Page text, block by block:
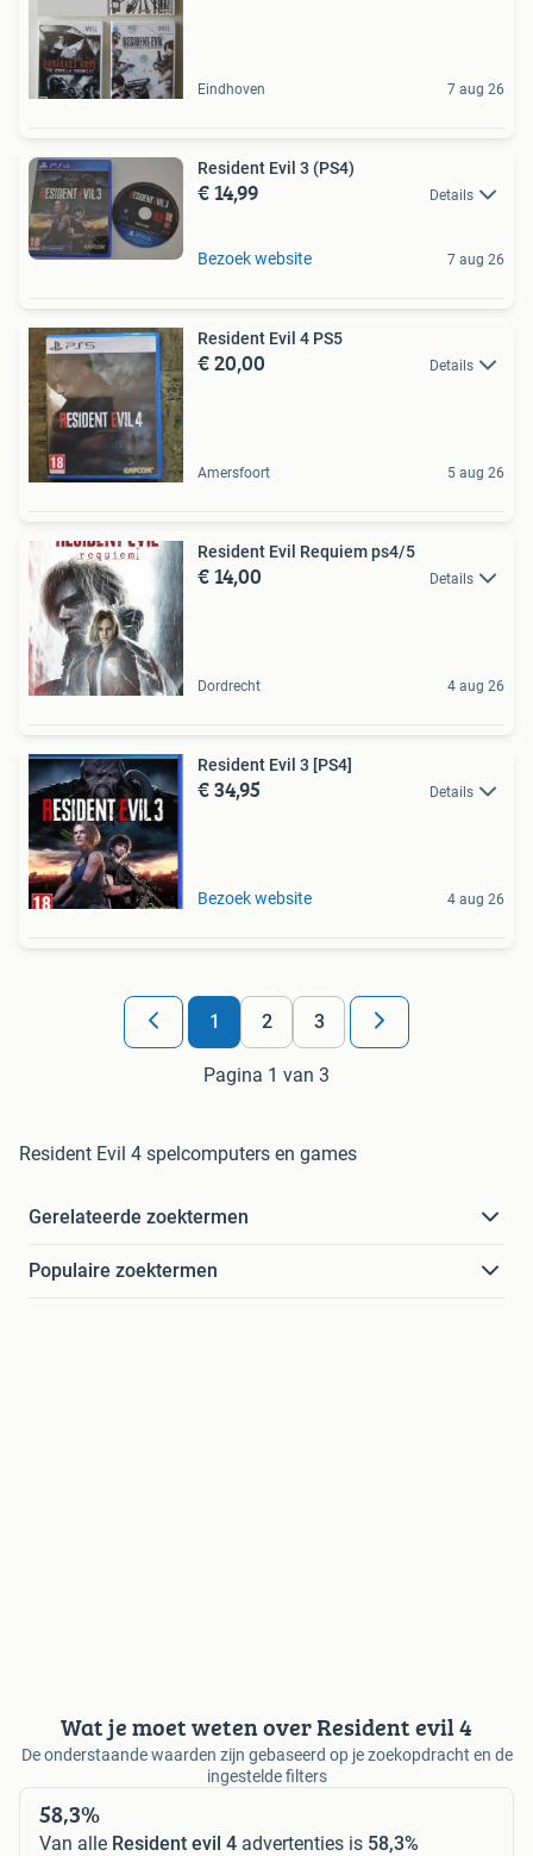
Eindhoven 7 aug 26
Resident Evil 3 (PS4)
€ 14,99 Details
Bezoek website 7 aug 26
Resident Evil 4 PS5
€ 20,00 Details
Amersfoort 5 aug 26
Resident Evil Requiem ps4/5
€ 14,00 Details
Dordrecht 4 aug 26
Resident Evil 3 [PS4]
€ 34,95 Details
Bezoek website 4 aug 26
1 2 3
Pagina 1 van 3
Resident Evil 4 spelcomputers en games
Gerelateerde zoektermen
Populaire zoektermen
Wat je moet weten over Resident evil 4
De onderstaande waarden zijn gebaseerd op je zoekopdracht en de
ingestelde filters
58,3%
Van alle Resident evil 4 advertenties is 58,3%